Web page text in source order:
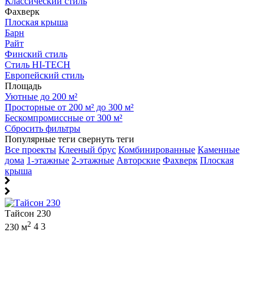
Фахверк
Плоская крыша
Барн
Райт
Финский стиль
Стиль HI-TECH
Европейский стиль
Площадь
Уютные до 200 м²
Просторные от 200 м² до 300 м²
Бескомпромиссные от 300 м²
Сбросить фильтры
Популярные теги свернуть теги
Все проекты Клееный брус Комбинированные Каменные
дома 1-этажные 2-этажные Авторские Фахверк Плоская
крыша
Тайсон 230
230 м2 4 3